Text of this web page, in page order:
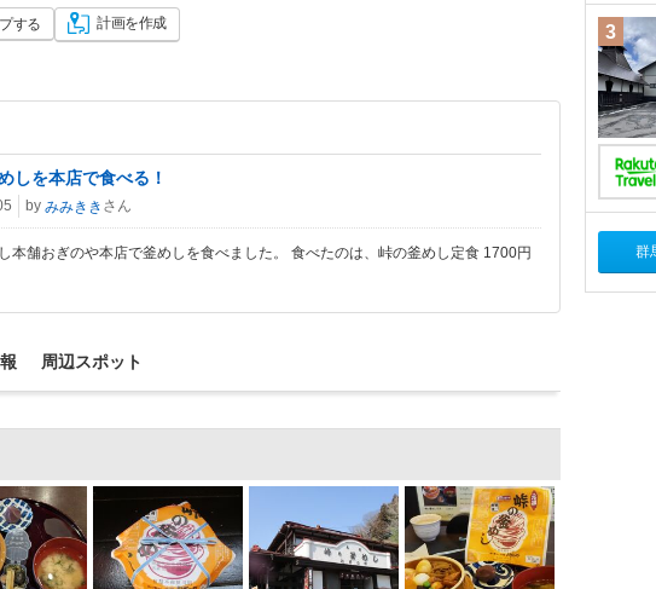
する 計画を作成
しを本店で食べる！
by みみきき さん
本舗おぎのや本店で釜めしを食べました。 食べたのは、峠の釜めし定食 1700円
周辺スポット
3
群